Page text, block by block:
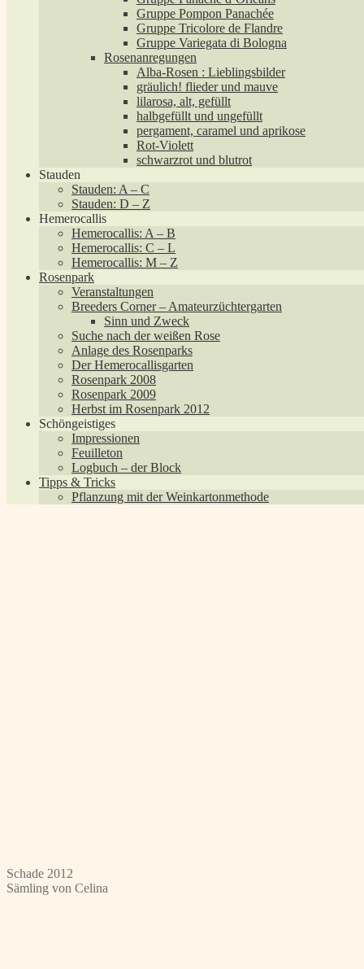
Gruppe Pompon Panachée
Gruppe Tricolore de Flandre
Gruppe Variegata di Bologna
Rosenanregungen
Alba-Rosen : Lieblingsbilder
gräulich! flieder und mauve
lilarosa, alt, gefüllt
halbgefüllt und ungefüllt
pergament, caramel und aprikose
Rot-Violett
schwarzrot und blutrot
Stauden
Stauden: A – C
Stauden: D – Z
Hemerocallis
Hemerocallis: A – B
Hemerocallis: C – L
Hemerocallis: M – Z
Rosenpark
Veranstaltungen
Breeders Corner – Amateurzüchtergarten
Sinn und Zweck
Suche nach der weißen Rose
Anlage des Rosenparks
Der Hemerocallisgarten
Rosenpark 2008
Rosenpark 2009
Herbst im Rosenpark 2012
Schöngeistiges
Impressionen
Feuilleton
Logbuch – der Block
Tipps & Tricks
Pflanzung mit der Weinkartonmethode
Schade 2012
Sämling von Celina